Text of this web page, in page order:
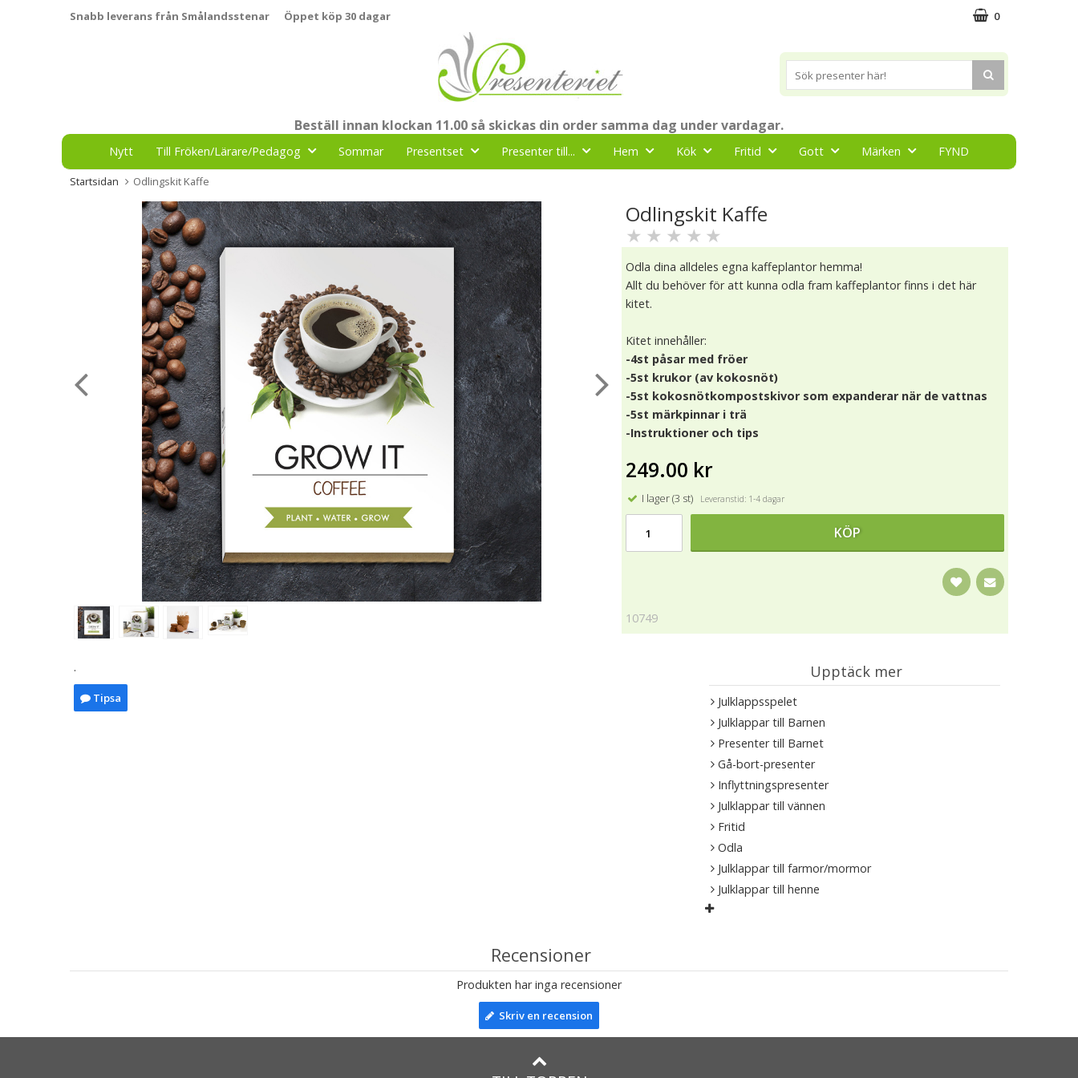
Snabb leverans från Smålandsstenar Öppet köp 30 dagar 0
Beställ innan klockan 11.00 så skickas din order samma dag under vardagar.
Nytt Till Fröken/Lärare/Pedagog Sommar Presentset Presenter till... Hem Kök Fritid Gott Märken FYND
Startsidan Odlingskit Kaffe
Odlingskit Kaffe
★ ★ ★★ ★
Odla dina alldeles egna kaffeplantor hemma!
Allt du behöver för att kunna odla fram kaffeplantor finns i det här
kitet.
Kitet innehåller:
-4st påsar med fröer
-5st krukor (av kokosnöt)
-5st kokosnötkompostskivor som expanderar när de vattnas
-5st märkpinnar i trä
-Instruktioner och tips
249.00 kr
I lager (3 st) Leveranstid: 1-4 dagar
KÖP
10749
.
Tipsa
Upptäck mer
Julklappsspelet
Julklappar till Barnen
Presenter till Barnet
Gå-bort-presenter
Inflyttningspresenter
Julklappar till vännen
Fritid
Odla
Julklappar till farmor/mormor
Julklappar till henne
Recensioner
Produkten har inga recensioner
Skriv en recension